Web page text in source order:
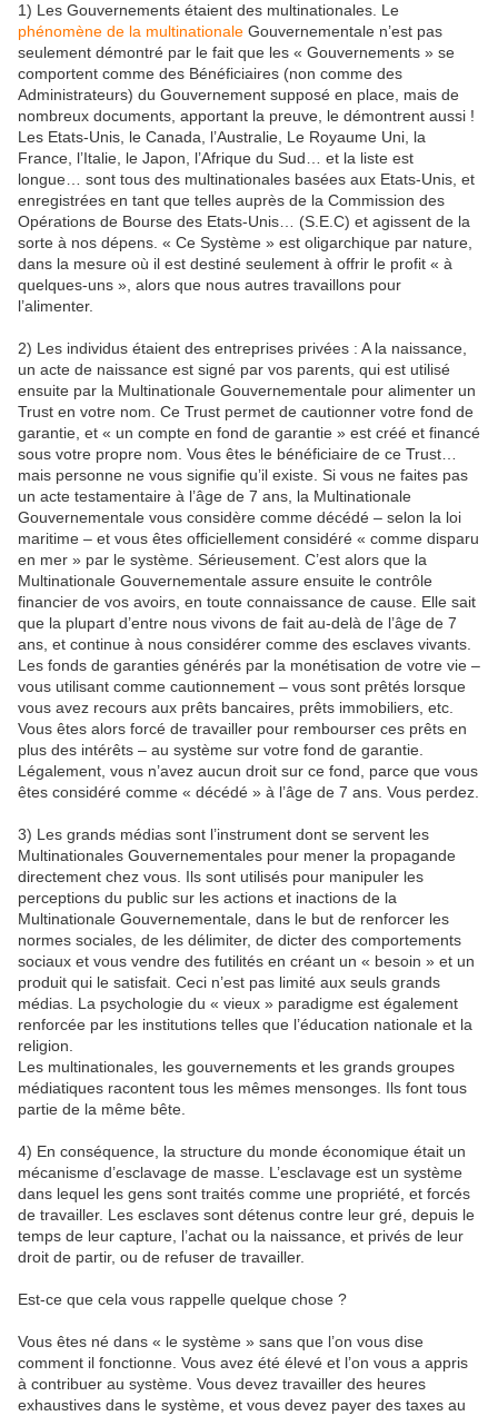
1) Les Gouvernements étaient des multinationales. Le
phénomène de la multinationale Gouvernementale n’est pas
seulement démontré par le fait que les « Gouvernements » se
comportent comme des Bénéficiaires (non comme des
Administrateurs) du Gouvernement supposé en place, mais de
nombreux documents, apportant la preuve, le démontrent aussi !
Les Etats-Unis, le Canada, l’Australie, Le Royaume Uni, la
France, l’Italie, le Japon, l’Afrique du Sud… et la liste est
longue… sont tous des multinationales basées aux Etats-Unis, et
enregistrées en tant que telles auprès de la Commission des
Opérations de Bourse des Etats-Unis… (S.E.C) et agissent de la
sorte à nos dépens. « Ce Système » est oligarchique par nature,
dans la mesure où il est destiné seulement à offrir le profit « à
quelques-uns », alors que nous autres travaillons pour
l’alimenter.
2) Les individus étaient des entreprises privées : A la naissance,
un acte de naissance est signé par vos parents, qui est utilisé
ensuite par la Multinationale Gouvernementale pour alimenter un
Trust en votre nom. Ce Trust permet de cautionner votre fond de
garantie, et « un compte en fond de garantie » est créé et financé
sous votre propre nom. Vous êtes le bénéficiaire de ce Trust…
mais personne ne vous signifie qu’il existe. Si vous ne faites pas
un acte testamentaire à l’âge de 7 ans, la Multinationale
Gouvernementale vous considère comme décédé – selon la loi
maritime – et vous êtes officiellement considéré « comme disparu
en mer » par le système. Sérieusement. C’est alors que la
Multinationale Gouvernementale assure ensuite le contrôle
financier de vos avoirs, en toute connaissance de cause. Elle sait
que la plupart d’entre nous vivons de fait au-delà de l’âge de 7
ans, et continue à nous considérer comme des esclaves vivants.
Les fonds de garanties générés par la monétisation de votre vie –
vous utilisant comme cautionnement – vous sont prêtés lorsque
vous avez recours aux prêts bancaires, prêts immobiliers, etc.
Vous êtes alors forcé de travailler pour rembourser ces prêts en
plus des intérêts – au système sur votre fond de garantie.
Légalement, vous n’avez aucun droit sur ce fond, parce que vous
êtes considéré comme « décédé » à l’âge de 7 ans. Vous perdez.
3) Les grands médias sont l’instrument dont se servent les
Multinationales Gouvernementales pour mener la propagande
directement chez vous. Ils sont utilisés pour manipuler les
perceptions du public sur les actions et inactions de la
Multinationale Gouvernementale, dans le but de renforcer les
normes sociales, de les délimiter, de dicter des comportements
sociaux et vous vendre des futilités en créant un « besoin » et un
produit qui le satisfait. Ceci n’est pas limité aux seuls grands
médias. La psychologie du « vieux » paradigme est également
renforcée par les institutions telles que l’éducation nationale et la
religion.
Les multinationales, les gouvernements et les grands groupes
médiatiques racontent tous les mêmes mensonges. Ils font tous
partie de la même bête.
4) En conséquence, la structure du monde économique était un
mécanisme d’esclavage de masse. L’esclavage est un système
dans lequel les gens sont traités comme une propriété, et forcés
de travailler. Les esclaves sont détenus contre leur gré, depuis le
temps de leur capture, l’achat ou la naissance, et privés de leur
droit de partir, ou de refuser de travailler.
Est-ce que cela vous rappelle quelque chose ?
Vous êtes né dans « le système » sans que l’on vous dise
comment il fonctionne. Vous avez été élevé et l’on vous a appris
à contribuer au système. Vous devez travailler des heures
exhaustives dans le système, et vous devez payer des taxes au